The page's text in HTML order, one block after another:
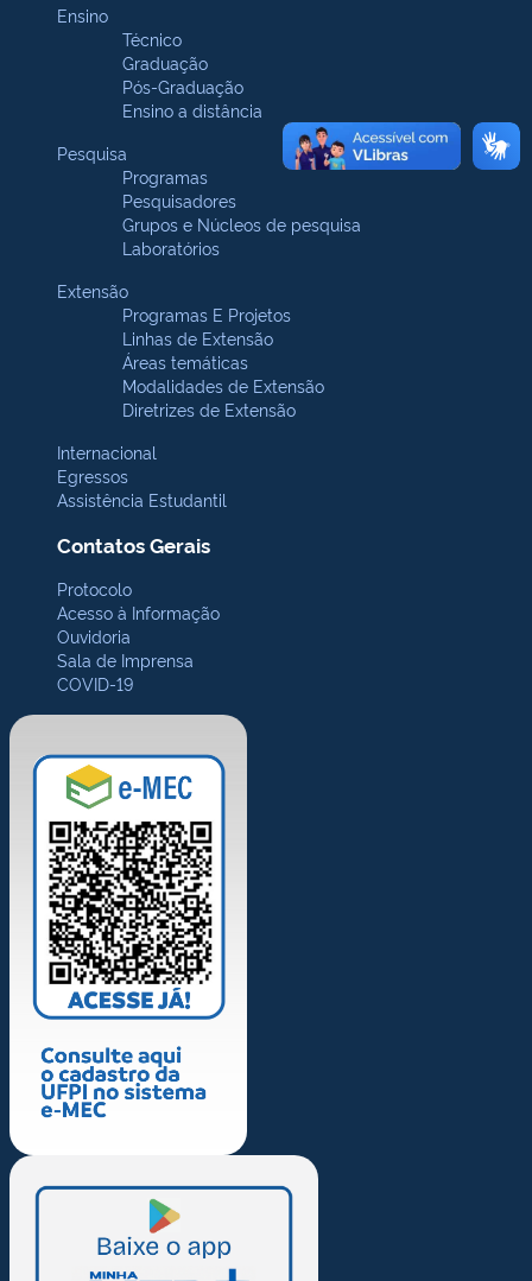
Ensino
Técnico
Graduação
Pós-Graduação
Ensino a distância
Pesquisa
Programas
Pesquisadores
Grupos e Núcleos de pesquisa
Laboratórios
Extensão
Programas E Projetos
Linhas de Extensão
Áreas temáticas
Modalidades de Extensão
Diretrizes de Extensão
Internacional
Egressos
Assistência Estudantil
Contatos Gerais
Protocolo
Acesso à Informação
Ouvidoria
Sala de Imprensa
COVID-19